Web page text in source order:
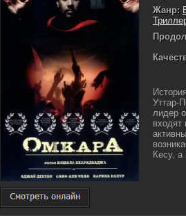
Жанр:
Уттар-
лидер
входят
Кесу, а